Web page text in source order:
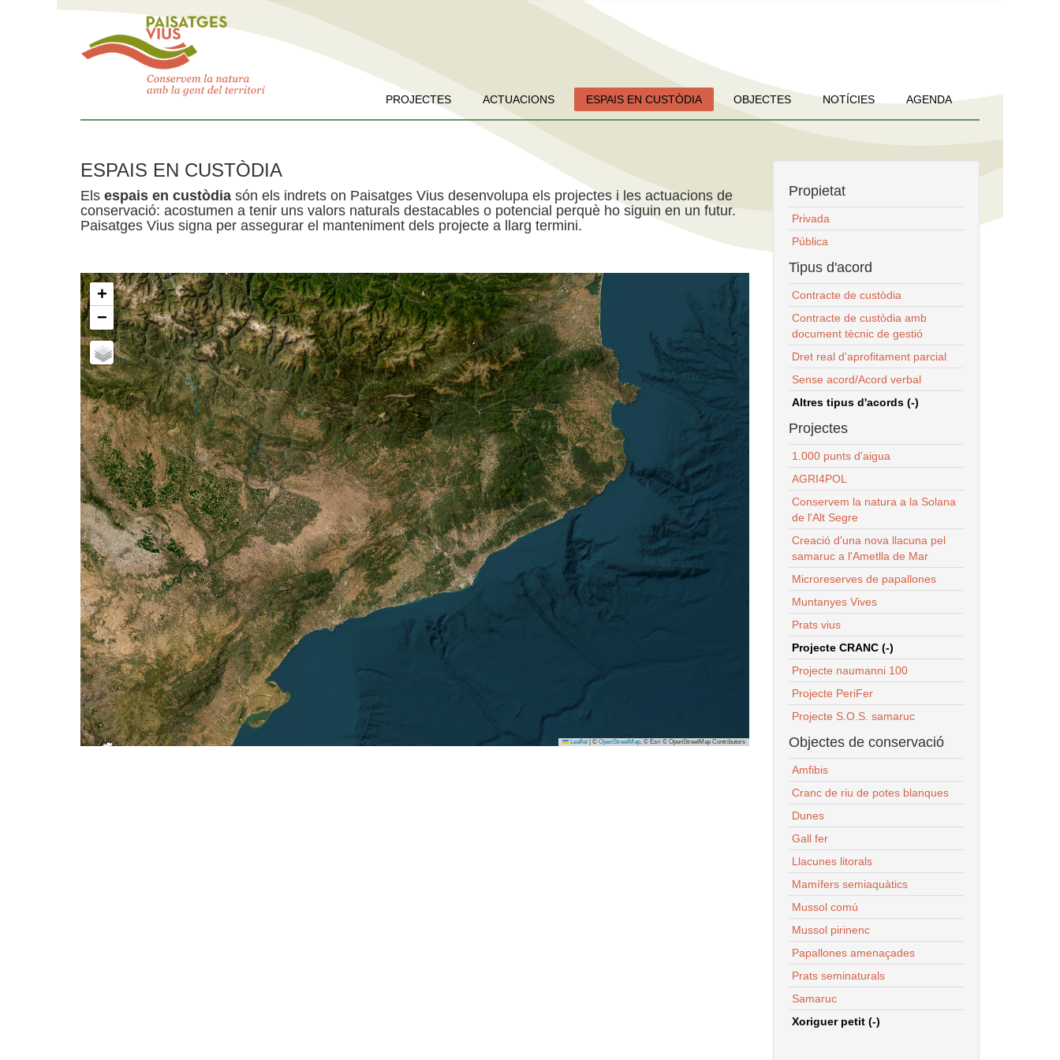
PROJECTES ACTUACIONS ESPAIS EN CUSTÒDIA OBJECTES NOTÍCIES AGENDA
ESPAIS EN CUSTÒDIA
Els espais en custòdia són els indrets on Paisatges Vius desenvolupa els projectes i les actuacions de
conservació: acostumen a tenir uns valors naturals destacables o potencial perquè ho siguin en un futur.
Paisatges Vius signa per assegurar el manteniment dels projecte a llarg termini.
+
−
Leaflet © OpenStreetMap, © Esri © OpenStreetMap Contributors
Propietat
Privada
Pública
Tipus d'acord
Contracte de custòdia
Contracte de custòdia amb
document tècnic de gestió
Dret real d'aprofitament parcial
Sense acord/Acord verbal
Altres tipus d'acords (-)
Projectes
1.000 punts d'aigua
AGRI4POL
Conservem la natura a la Solana
de l'Alt Segre
Creació d'una nova llacuna pel
samaruc a l'Ametlla de Mar
Microreserves de papallones
Muntanyes Vives
Prats vius
Projecte CRANC (-)
Projecte naumanni 100
Projecte PeriFer
Projecte S.O.S. samaruc
Objectes de conservació
Amfibis
Cranc de riu de potes blanques
Dunes
Gall fer
Llacunes litorals
Mamífers semiaquàtics
Mussol comú
Mussol pirinenc
Papallones amenaçades
Prats seminaturals
Samaruc
Xoriguer petit (-)